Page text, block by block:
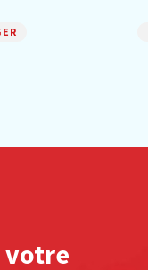
votre